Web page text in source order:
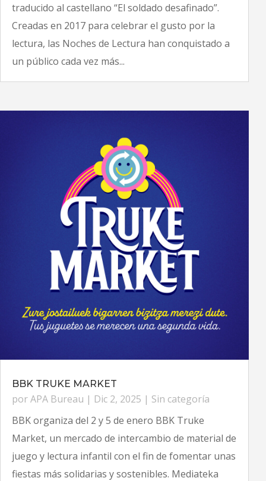
traducido al castellano “El soldado desafinado”.
Creadas en 2017 para celebrar el gusto por la
lectura, las Noches de Lectura han conquistado a
un público cada vez más...
BBK TRUKE MARKET
porAPA Bureau | Dic 2, 2025 | Sin categoría
BBK organiza del 2 y 5 de enero BBK Truke
Market, un mercado de intercambio de material de
juego y lectura infantil con el fin de fomentar unas
fiestas más solidarias y sostenibles. Mediateka